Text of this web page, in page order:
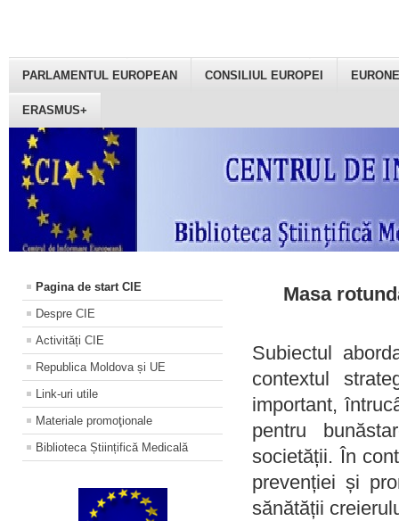
PARLAMENTUL EUROPEAN CONSILIUL EUROPEI
ERASMUS+
Pagina de start CIE
Despre CIE
Activități CIE
Republica Moldova și UE
Link-uri utile
Materiale promoţionale
Biblioteca Științifică Medicală
Masa
Subiectul
contextul
important,
pentru
societății. În
prevenției și
sănătății